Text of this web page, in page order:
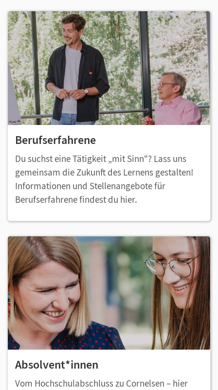
Berufserfahrene
Du suchst eine Tätigkeit „mit Sinn“? Lass uns
gemeinsam die Zukunft des Lernens gestalten!
Informationen und Stellenangebote für
Berufserfahrene findest du hier.
Absolvent*innen
Vom Hochschulabschluss zu Cornelsen – hier